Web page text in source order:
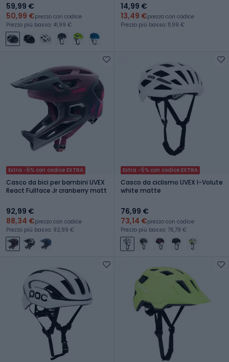
59,99 €
50,99 €prezzo con codice
Prezzo più basso: 41,99 €
14,99 €
13,49 €prezzo con codice
Prezzo più basso: 11,99 €
Extra -5% con codice EXTRA
Casco da bici per bambini UVEX
React Fullface Jr cranberry matt
92,99 €
88,34 €prezzo con codice
Prezzo più basso: 92,99 €
Extra -5% con codice EXTRA
Casco da ciclismo UVEX I-Volute
white matte
76,99 €
73,14 €prezzo con codice
Prezzo più basso: 76,79 €